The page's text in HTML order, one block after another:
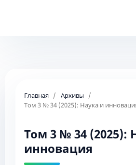
Главная / Архивы
/
Том 3 № 34 (2025): Наука и
Том 3 № 34 (2025):
инновация